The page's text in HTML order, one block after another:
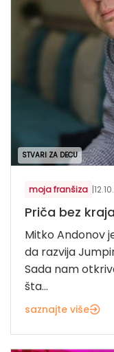
STVARI ZA DECU
moja franšiza |
Priča bez kraja
Mitko Andonov
da razvija
Sada nam
šta...
saznajte više